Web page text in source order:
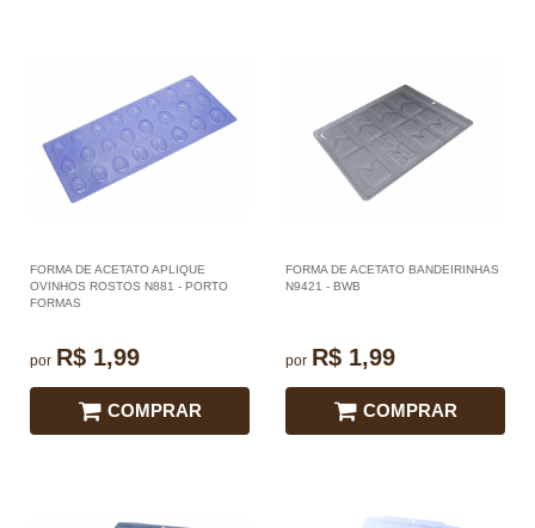
FORMA DE ACETATO APLIQUE
OVINHOS ROSTOS N881 - PORTO
FORMAS
por R$ 1,99
COMPRAR
FORMA DE ACETATO BANDEIRINHAS
N9421 - BWB
por R$ 1,99
COMPRAR